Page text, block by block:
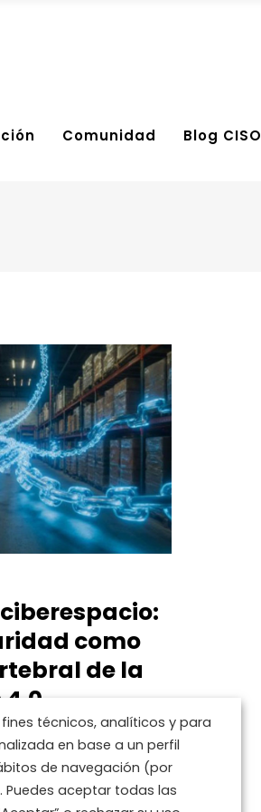
Comunidad Blog CISO
como
de la
actual, la tecnología
soporte
en el
atención médica.
técnicos, analíticos y para
en base a un perfil
de navegación (por
aceptar todas las